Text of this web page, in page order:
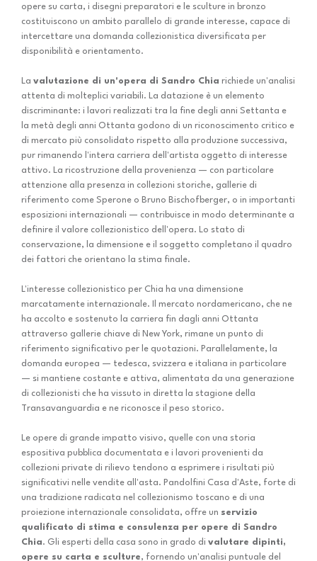
opere su carta, i disegni preparatori e le sculture in bronzo
costituiscono un ambito parallelo di grande interesse, capace di
intercettare una domanda collezionistica diversificata per
disponibilità e orientamento.
La valutazione di un'opera di Sandro Chia richiede un'analisi
attenta di molteplici variabili. La datazione è un elemento
discriminante: i lavori realizzati tra la fine degli anni Settanta e
la metà degli anni Ottanta godono di un riconoscimento critico e
di mercato più consolidato rispetto alla produzione successiva,
pur rimanendo l'intera carriera dell'artista oggetto di interesse
attivo. La ricostruzione della provenienza — con particolare
attenzione alla presenza in collezioni storiche, gallerie di
riferimento come Sperone o Bruno Bischofberger, o in importanti
esposizioni internazionali — contribuisce in modo determinante a
definire il valore collezionistico dell'opera. Lo stato di
conservazione, la dimensione e il soggetto completano il quadro
dei fattori che orientano la stima finale.
L'interesse collezionistico per Chia ha una dimensione
marcatamente internazionale. Il mercato nordamericano, che ne
ha accolto e sostenuto la carriera fin dagli anni Ottanta
attraverso gallerie chiave di New York, rimane un punto di
riferimento significativo per le quotazioni. Parallelamente, la
domanda europea — tedesca, svizzera e italiana in particolare
— si mantiene costante e attiva, alimentata da una generazione
di collezionisti che ha vissuto in diretta la stagione della
Transavanguardia e ne riconosce il peso storico.
Le opere di grande impatto visivo, quelle con una storia
espositiva pubblica documentata e i lavori provenienti da
collezioni private di rilievo tendono a esprimere i risultati più
significativi nelle vendite all'asta. Pandolfini Casa d'Aste, forte di
una tradizione radicata nel collezionismo toscano e di una
proiezione internazionale consolidata, offre un servizio
qualificato di stima e consulenza per opere di Sandro
Chia. Gli esperti della casa sono in grado di valutare dipinti,
opere su carta e sculture, fornendo un'analisi puntuale del